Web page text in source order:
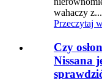
wahaczy z...
Przeczytaj
Czy
Nissana